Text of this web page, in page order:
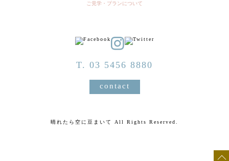
ご見学・プランについて
T. 03 5456 8880
contact
晴れたら空に豆まいて All Rights Reserved.